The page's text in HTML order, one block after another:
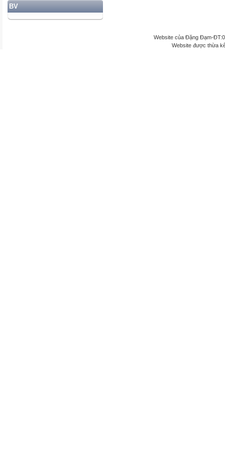
BV
Website của Đặng Đạm-
Website được thừa